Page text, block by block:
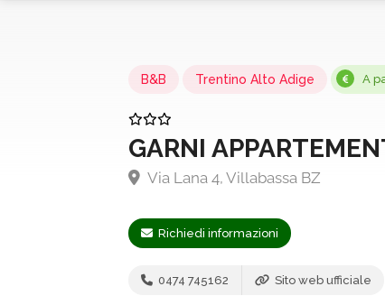
B&B Trentino Alto Adige A
GARNI
Via Lana 4, Villabassa BZ
Richiedi informazioni
0474 745162 Sito web ufficiale